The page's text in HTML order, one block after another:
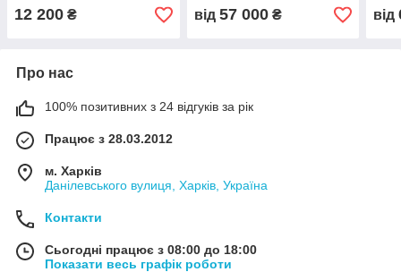
12 200 ₴ від 57 000₴ від
Про нас
100% позитивних з 24 відгуків за рік
Працює з 28.03.2012
м. Харків
Данілевського вулиця, Харків, Україна
Контакти
Сьогодні працює з 08:00 до 18:00
Показати весь графік роботи